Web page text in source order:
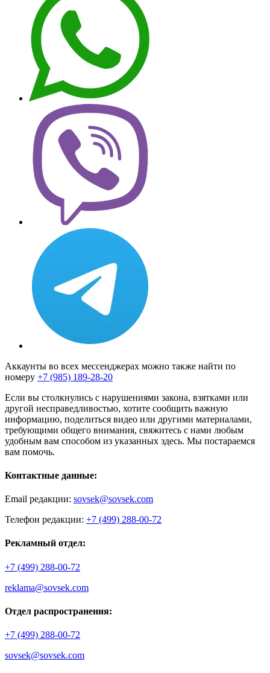
Аккаунты во всех мессенджерах можно также найти по
номеру +7 (985) 189-28-20
Если вы столкнулись с нарушениями закона, взятками или
другой несправедливостью, хотите сообщить важную
информацию, поделиться видео или другими материалами,
требующими общего внимания, свяжитесь с нами любым
удобным вам способом из указанных здесь. Мы постараемся
вам помочь.
Контактные данные:
Email редакции: sovsek@sovsek.com
Телефон редакции: +7 (499) 288-00-72
Рекламный отдел:
+7 (499) 288-00-72
reklama@sovsek.com
Отдел распространения:
+7 (499) 288-00-72
sovsek@sovsek.com